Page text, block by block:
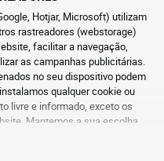
Hotjar, Microsoft) utilizam
rastreadores (webstorage)
facilitar a navegação,
as campanhas publicitárias.
no seu dispositivo podem
qualquer cookie ou
livre e informado, exceto os
Mantemos a sua escolha